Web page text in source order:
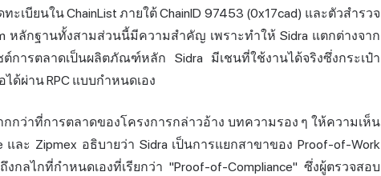
ะเบียนใน ChainList ภายใต้ ChainID 97453 (0x17cad) และตัวสำรวจ
หลักฐานทั้งสามส่วนนี้มีความสำคัญ เพราะทำให้ Sidra แตกต่างจาก
ต์การตลาดเป็นผลิตภัณฑ์หลัก Sidra มีเชนที่ใช้งานได้จริงซึ่งกระเป๋า
ด้ผ่าน RPC แบบกำหนดเอง
กว่าที่การตลาดของโครงการกล่าวอ้าง บทความรอง ๆ ให้ความเห็น
ละ Zipmex อธิบายว่า Sidra เป็นการแยกสาขาของ Proof-of-Work
กลไกที่กำหนดเองที่เรียกว่า "Proof-of-Compliance" ซึ่งผู้ตรวจสอบ